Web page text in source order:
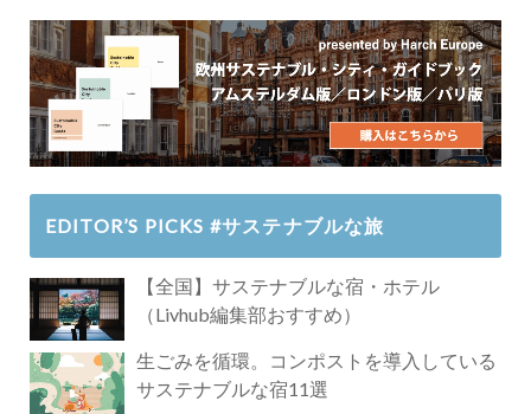
EDITOR’S PICKS #サステナブルな旅
【全国】サステナブルな宿・ホテル
（Livhub編集部おすすめ）
生ごみを循環。コンポストを導入している
サステナブルな宿11選